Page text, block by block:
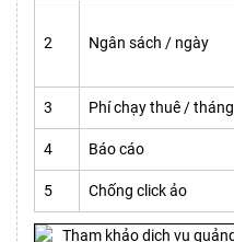
2 Ngân sách / ngày
3 Phí chạy thuê / tháng
4 Báo cáo
5 Chống click ảo